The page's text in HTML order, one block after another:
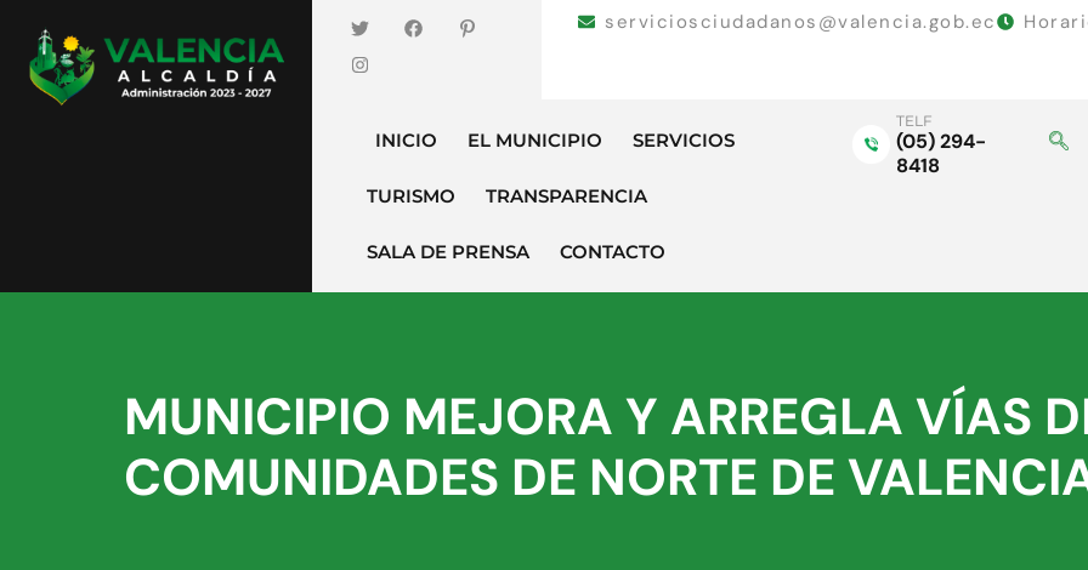
serviciosciudadanos@valencia.gob.ec
INICIO EL MUNICIPIO SERVICIOS
TURISMO TRANSPARENCIA
SALA DE PRENSA CONTACTO
TELF
(05) 294-
8418
MUNICIPIO MEJORA Y ARREGLA VÍAS
COMUNIDADES DE NORTE DE